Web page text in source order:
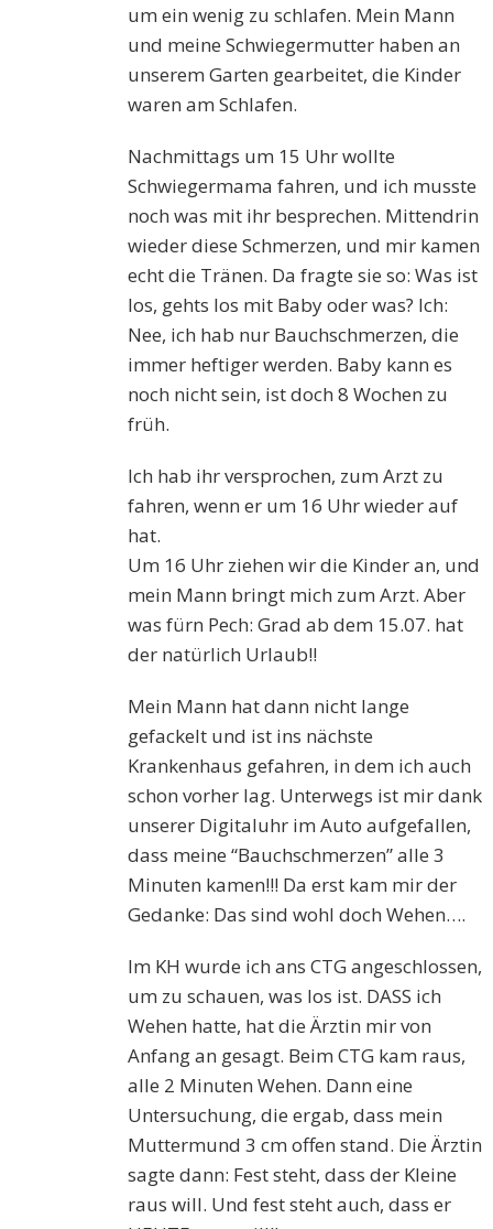
um ein wenig zu schlafen. Mein Mann
und meine Schwiegermutter haben an
unserem Garten gearbeitet, die Kinder
waren am Schlafen.
Nachmittags um 15 Uhr wollte
Schwiegermama fahren, und ich musste
noch was mit ihr besprechen. Mittendrin
wieder diese Schmerzen, und mir kamen
echt die Tränen. Da fragte sie so: Was ist
los, gehts los mit Baby oder was? Ich:
Nee, ich hab nur Bauchschmerzen, die
immer heftiger werden. Baby kann es
noch nicht sein, ist doch 8 Wochen zu
früh.
Ich hab ihr versprochen, zum Arzt zu
fahren, wenn er um 16 Uhr wieder auf
hat.
Um 16 Uhr ziehen wir die Kinder an, und
mein Mann bringt mich zum Arzt. Aber
was fürn Pech: Grad ab dem 15.07. hat
der natürlich Urlaub!!
Mein Mann hat dann nicht lange
gefackelt und ist ins nächste
Krankenhaus gefahren, in dem ich auch
schon vorher lag. Unterwegs ist mir dank
unserer Digitaluhr im Auto aufgefallen,
dass meine “Bauchschmerzen” alle 3
Minuten kamen!!! Da erst kam mir der
Gedanke: Das sind wohl doch Wehen….
Im KH wurde ich ans CTG angeschlossen,
um zu schauen, was los ist. DASS ich
Wehen hatte, hat die Ärztin mir von
Anfang an gesagt. Beim CTG kam raus,
alle 2 Minuten Wehen. Dann eine
Untersuchung, die ergab, dass mein
Muttermund 3 cm offen stand. Die Ärztin
sagte dann: Fest steht, dass der Kleine
raus will. Und fest steht auch, dass er